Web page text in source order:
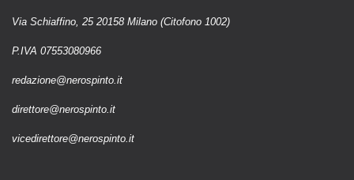
Via Schiaffino, 25 20158 Milano (Citofono 1002)
P.IVA 07553080966
redazione@nerospinto.it
direttore@nerospinto.it
vicedirettore@nerospinto.it